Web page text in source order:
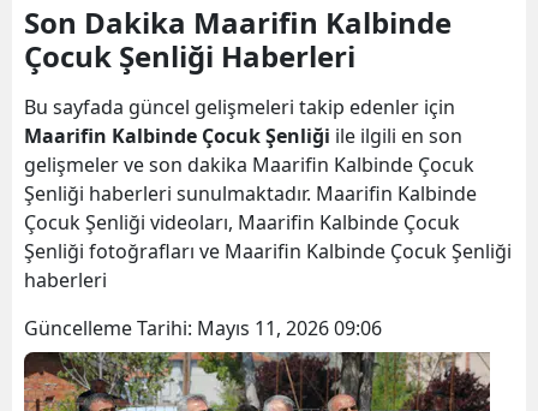
Son Dakika Maarifin Kalbinde
Çocuk Şenliği Haberleri
Bu sayfada güncel gelişmeleri takip edenler için
Maarifin Kalbinde Çocuk Şenliği ile ilgili en son
gelişmeler ve son dakika Maarifin Kalbinde Çocuk
Şenliği haberleri sunulmaktadır. Maarifin Kalbinde
Çocuk Şenliği videoları, Maarifin Kalbinde Çocuk
Şenliği fotoğrafları ve Maarifin Kalbinde Çocuk Şenliği
haberleri
Güncelleme Tarihi: Mayıs 11, 2026 09:06